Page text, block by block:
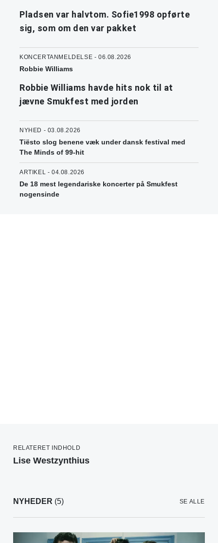
Pladsen var halvtom. Sofie1998 opførte
sig, som om den var pakket
KONCERTANMELDELSE - 06.08.2026
Robbie Williams
Robbie Williams havde hits nok til at
jævne Smukfest med jorden
NYHED - 03.08.2026
Tiësto slog benene væk under dansk festival med
The Minds of 99-hit
ARTIKEL - 04.08.2026
De 18 mest legendariske koncerter på Smukfest
nogensinde
RELATERET INDHOLD
Lise Westzynthius
NYHEDER (5) SE ALLE